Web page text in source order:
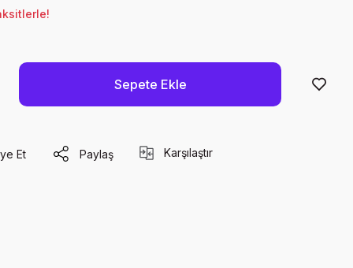
Sepete Ekle
Et Paylaş Karşılaştır